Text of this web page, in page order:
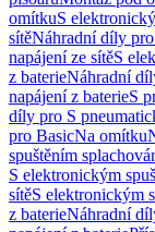
omítkuS
sítěNáhradní díly
napájení ze sítěS
z baterieNáhradní
napájení z baterieS
díly pro S
pro BasicNa omítku
spuštěním
S elektronickým
sítěS elektronickým
z baterieNáhradní